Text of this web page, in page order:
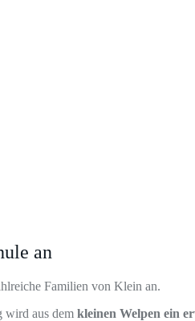
an
Familien von Klein an.
wird aus dem kleinen Welpen ein